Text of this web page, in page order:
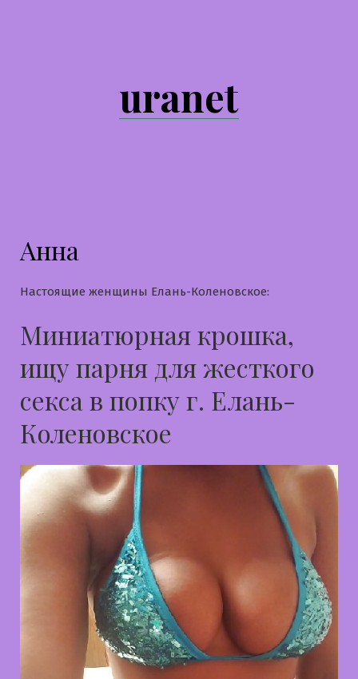
uranet
Анна
Настоящие женщины Елань-Коленовское:
Миниатюрная крошка,
ищу парня для жесткого
секса в попку г. Елань-
Коленовское